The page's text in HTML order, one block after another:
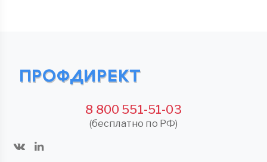
8 800 551-51-03
(бесплатно по РФ)